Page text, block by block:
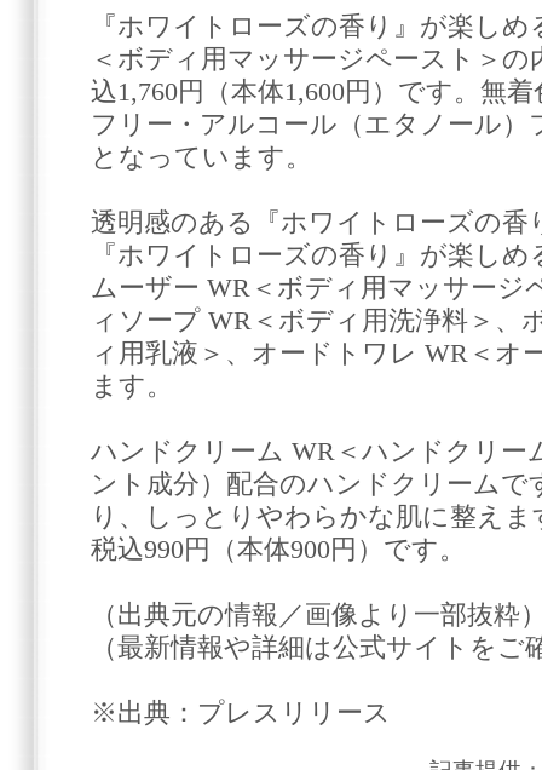
『ホワイトローズの香り』が楽し
＜ボディ用マッサージペースト＞の
込1,760円（本体1,600円）です。無
フリー・アルコール（エタノール）
となっています。
透明感のある『ホワイトローズの香
『ホワイトローズの香り』が楽し
ムーザー WR＜ボディ用マッサージ
ィソープ WR＜ボディ用洗浄料＞、
ィ用乳液＞、オードトワレ WR＜オ
ます。
ハンドクリーム WR＜ハンドクリー
ント成分）配合のハンドクリームで
り、しっとりやわらかな肌に整えま
税込990円（本体900円）です。
（出典元の情報／画像より一部抜粋
（最新情報や詳細は公式サイトをご
※出典：プレスリリース